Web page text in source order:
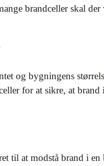
brandceller skal
og bygningens
for at sikre, at
til at modstå brand i en